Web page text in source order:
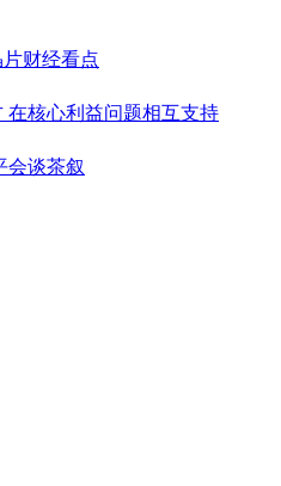
片财经看点
在核心利益问题相互支持
会谈茶叙